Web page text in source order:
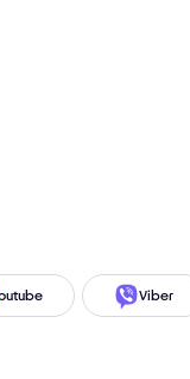
Viber